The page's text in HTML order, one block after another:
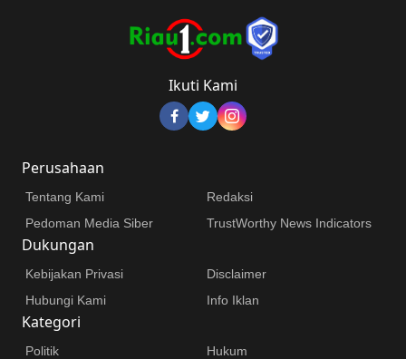
Ikuti Kami
Perusahaan
Tentang Kami
Redaksi
Pedoman Media Siber
TrustWorthy News Indicators
Dukungan
Kebijakan Privasi
Disclaimer
Hubungi Kami
Info Iklan
Kategori
Politik Hukum